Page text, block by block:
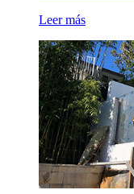
Leer más